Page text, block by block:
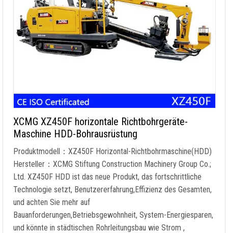
XCMG XZ450F horizontale Richtbohrgeräte-
Maschine HDD-Bohrausrüstung
Produktmodell：XZ450F Horizontal-Richtbohrmaschine(HDD)
Hersteller：XCMG Stiftung Construction Machinery Group Co.;
Ltd. XZ450F HDD ist das neue Produkt, das fortschrittliche
Technologie setzt, Benutzererfahrung,Effizienz des Gesamten,
und achten Sie mehr auf
Bauanforderungen,Betriebsgewohnheit, System-Energiesparen,
und könnte in städtischen Rohrleitungsbau wie Strom ,